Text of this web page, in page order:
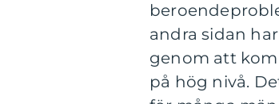
andra sidan
genom att
på hög nivå.